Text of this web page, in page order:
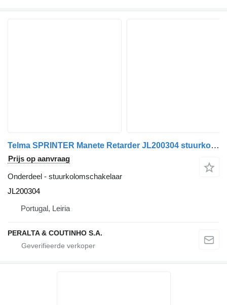
Telma SPRINTER Manete Retarder JL200304 stuurkolomschakelaar voor Mercedes-Benz SPRINTER van
Prijs op aanvraag
Onderdeel - stuurkolomschakelaar
JL200304
Portugal, Leiria
PERALTA & COUTINHO S.A.